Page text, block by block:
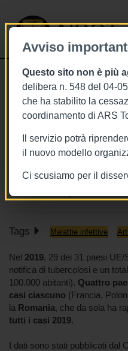
Avviso
Questo sito non è più
delibera n. 548 del 04-
che ha stabilito la
coordinamento di ARS
Il servizio potrà
il nuovo modello
Ci scusiamo per il
NBST
17/9/2021
Tubercolosi in
ma ancora
da Nazioni Unite
www.ecdc.europa.eu
Tags Malattie infettive
Nel 2019, 29 dei 31 paesi
notifica di tubercolosi e un
100.000 abitanti). Quattro
casi ciascuno (Francia,
la Romania, che da sola ha
tutti i casi 2019.
I dati sono stati pubblicati dal